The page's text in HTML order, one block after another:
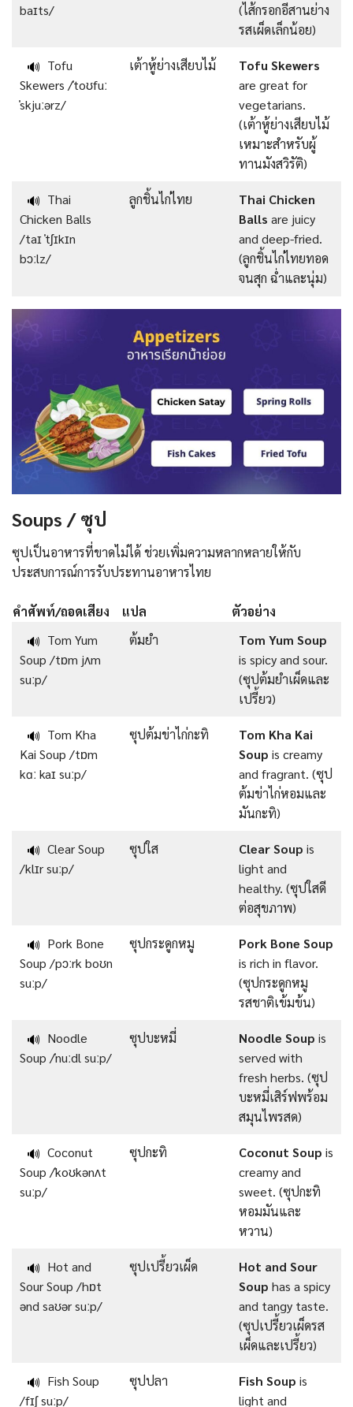
baɪts/
(ไส้กรอกอีสานย่าง
รสเผ็ดเล็กน้อย)
🔊 Tofu
Skewers /ˈtoʊfuː
ˈskjuːərz/
เต้าหู้ย่างเสียบไม้
Tofu Skewers
are great for
vegetarians.
(เต้าหู้ย่างเสียบไม้
เหมาะสำหรับผู้
ทานมังสวิรัติ)
🔊 Thai
Chicken Balls
/taɪ ˈtʃɪkɪn
bɔːlz/
ลูกชิ้นไก่ไทย
Thai Chicken
Balls are juicy
and deep-fried.
(ลูกชิ้นไก่ไทยทอด
จนสุก ฉ่ำและนุ่ม)
Soups / ซุป
ซุปเป็นอาหารที่ขาดไม่ได้ ช่วยเพิ่มความหลากหลายให้กับ
ประสบการณ์การรับประทานอาหารไทย
คำศัพท์/ถอดเสียง แปล
ตัวอย่าง
🔊 Tom Yum
Soup /tɒm jʌm
suːp/
ต้มยำ
Tom Yum Soup
is spicy and sour.
(ซุปต้มยำเผ็ดและ
เปรี้ยว)
🔊 Tom Kha
Kai Soup /tɒm
kɑː kaɪ suːp/
ซุปต้มข่าไก่กะทิ
Tom Kha Kai
Soup is creamy
and fragrant. (ซุป
ต้มข่าไก่หอมและ
มันกะทิ)
🔊 Clear Soup
/klɪr suːp/
ซุปใส Clear Soup is
light and
healthy. (ซุปใสดี
ต่อสุขภาพ)
🔊 Pork Bone
Soup /pɔːrk boʊn
suːp/
ซุปกระดูกหมู
Pork Bone Soup
is rich in flavor.
(ซุปกระดูกหมู
รสชาติเข้มข้น)
🔊 Noodle
Soup /ˈnuːdl suːp/
ซุปบะหมี่ Noodle Soup is
served with
fresh herbs. (ซุป
บะหมี่เสิร์ฟพร้อม
สมุนไพรสด)
🔊 Coconut
Soup /ˈkoʊkənʌt
suːp/
ซุปกะทิ Coconut Soup is
creamy and
sweet. (ซุปกะทิ
หอมมันและ
หวาน)
🔊 Hot and
Sour Soup /hɒt
ənd saʊər suːp/
ซุปเปรี้ยวเผ็ด
Hot and Sour
Soup has a spicy
and tangy taste.
(ซุปเปรี้ยวเผ็ดรส
เผ็ดและเปรี้ยว)
🔊 Fish Soup
/fɪʃ suːp/
ซุปปลา Fish Soup is
light and